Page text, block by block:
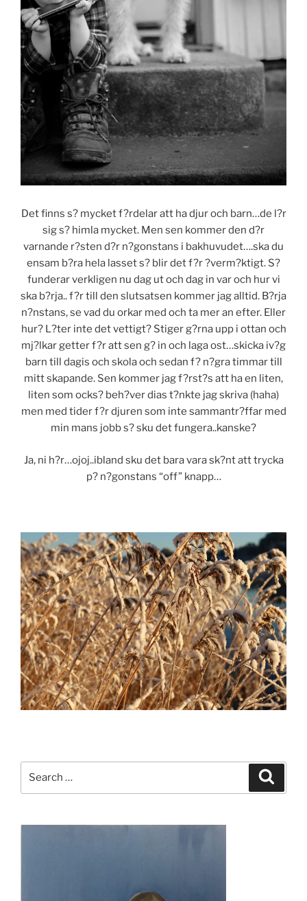
Det finns s? mycket f?rdelar att ha djur och barn…de l?r
sig s? himla mycket. Men sen kommer den d?r
varnande r?sten d?r n?gonstans i bakhuvudet….ska du
ensam b?ra hela lasset s? blir det f?r ?verm?ktigt. S?
funderar verkligen nu dag ut och dag in var och hur vi
ska b?rja.. f?r till den slutsatsen kommer jag alltid. B?rja
n?nstans, se vad du orkar med och ta mer an efter. Eller
hur? L?ter inte det vettigt? Stiger g?rna upp i ottan och
mj?lkar getter f?r att sen g? in och laga ost…skicka iv?g
barn till dagis och skola och sedan f? n?gra timmar till
mitt skapande. Sen kommer jag f?rst?s att ha en liten,
liten som ocks? beh?ver dias t?nkte jag skriva (haha)
men med tider f?r djuren som inte sammantr?ffar med
min mans jobb s? sku det fungera..kanske?
Ja, ni h?r…ojoj..ibland sku det bara vara sk?nt att trycka
p? n?gonstans “off” knapp…